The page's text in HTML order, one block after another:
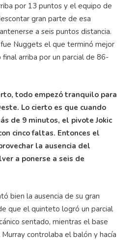
por 13 puntos y el equipo de
gran parte de esa
a seis puntos distancia.
Nuggets el que terminó mejor
arriba por un parcial de 86-
todo empezó tranquilo para
Lo cierto es que cuando
de 9 minutos, el pivote Jokic
cinco faltas. Entonces el
la ausencia del
a ponerse a seis de
bien la ausencia de su gran
que el quinteto logró un parcial
sentado, mientras el base
Murray controlaba el balón y hacía